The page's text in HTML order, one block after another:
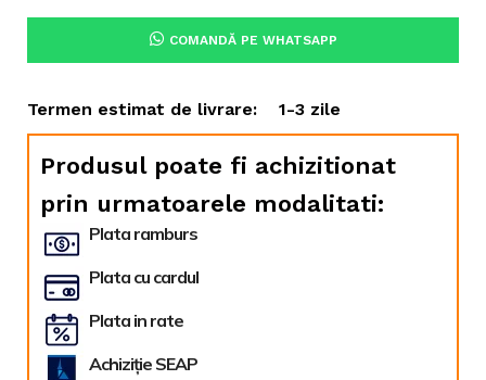
COMANDĂ PE WHATSAPP
Termen estimat de livrare: 1-3 zile
Produsul poate fi achizitionat
prin urmatoarele modalitati:
Plata ramburs
Plata cu cardul
Plata in rate
Achiziție SEAP